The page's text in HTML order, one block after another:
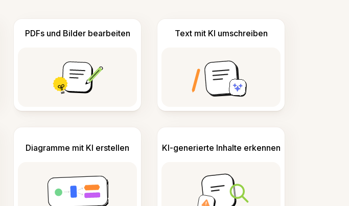
PDFs und Bilder bearbeiten Text mit KI umschreiben
Diagramme mit KI erstellen KI-generierte Inhalte erkennen